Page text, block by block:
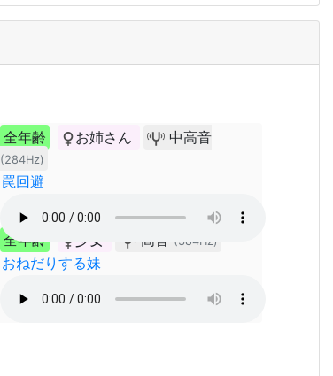
全年齢 お姉さん 中高音
(284Hz)
罠回避
全年齢 少女 高音 (384Hz)
おねだりする妹